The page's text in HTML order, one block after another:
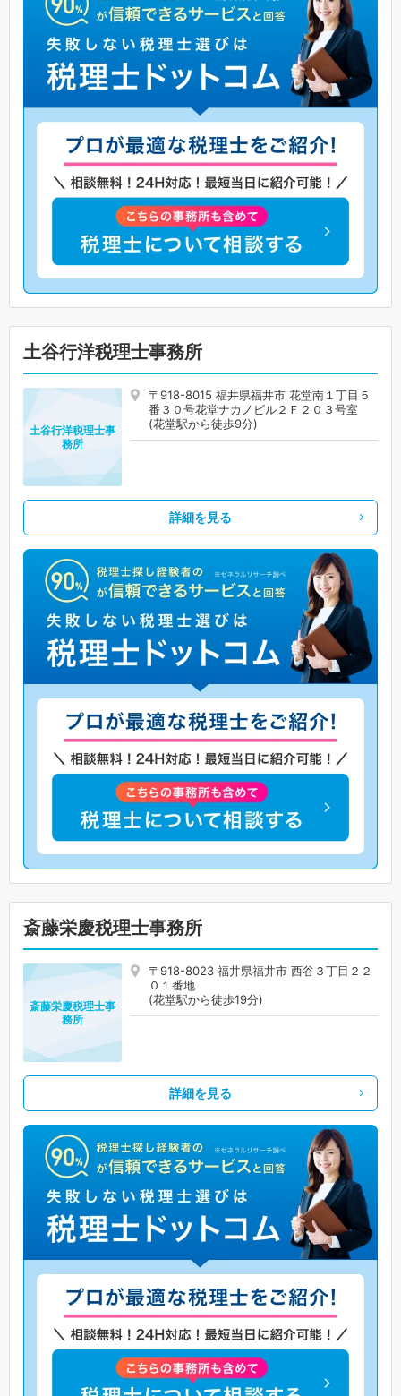
土谷行洋税理士事務所
〒918-8015 福井県福井市 花堂南１丁目５
番３０号花堂ナカノビル２Ｆ２０３号室
(花堂駅から徒歩9分)
土谷行洋税理士事
務所
詳細を見る
斎藤栄慶税理士事務所
〒918-8023 福井県福井市 西谷３丁目２２
０１番地
(花堂駅から徒歩19分)
斎藤栄慶税理士事
務所
詳細を見る